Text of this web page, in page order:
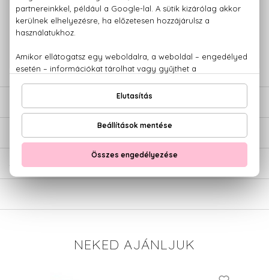
100% eredeti termékek,14 napos visszaküldési garanciával
Kérdésed van, elakadtál? Hívd ügyfélszolgálatunkat:
SZÁLLÍTÁS
NEKED AJÁNLJUK